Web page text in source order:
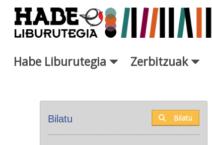
Eduki nagusira joan
Habe Liburutegia Zerbitzuak
Bilatu Bilatu